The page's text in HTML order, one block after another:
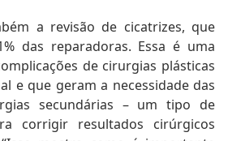
a revisão de cicatrizes, que
das reparadoras. Essa é uma
de cirurgias plásticas
e que geram a necessidade das
secundárias – um tipo de
corrigir resultados cirúrgicos